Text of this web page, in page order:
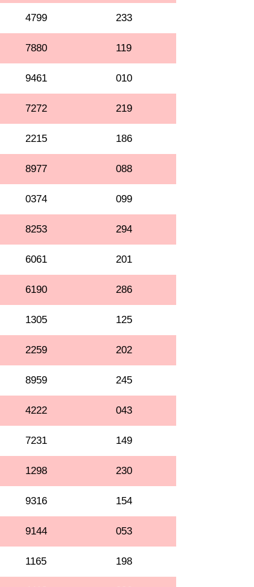
4799 233
7880 119
9461 010
7272 219
2215 186
8977 088
0374 099
8253 294
6061 201
6190 286
1305 125
2259 202
8959 245
4222 043
7231 149
1298 230
9316 154
9144 053
1165 198